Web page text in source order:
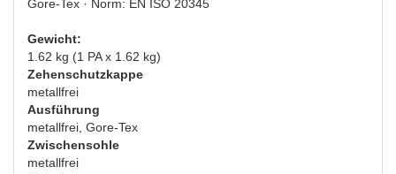
Gore-Tex · Norm: EN ISO 20345
Gewicht:
1.62 kg (1 PA x 1.62 kg)
Zehenschutzkappe
metallfrei
Ausführung
metallfrei, Gore-Tex
Zwischensohle
metallfrei